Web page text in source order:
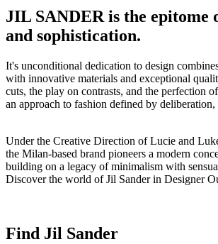
JIL SANDER is the epitome
and sophistication.
It's unconditional dedication to design
with innovative materials and exceptional
cuts, the play on contrasts, and the perfection
an approach to fashion defined by
Under the Creative Direction of Lucie and
the Milan-based brand pioneers a modern
building on a legacy of minimalism with
Discover the world of Jil Sander in Designer
Find Jil Sander